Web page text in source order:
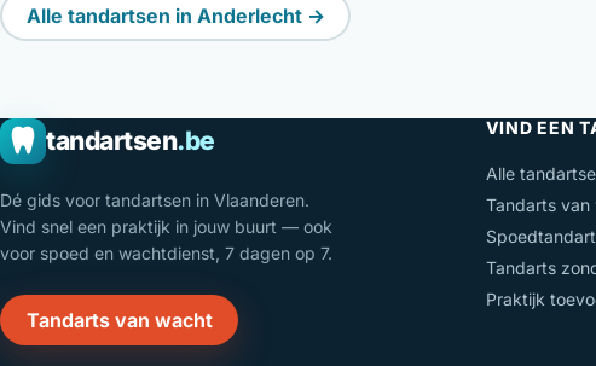
Alle tandartsen in Anderlecht →
tandartsen.be
Dé gids voor tandartsen in Vlaanderen.
Vind snel een praktijk in jouw buurt — ook
voor spoed en wachtdienst, 7 dagen op 7.
Tandarts van wacht
VIND EEN
Alle
Tandarts van
Tandarts
Praktijk